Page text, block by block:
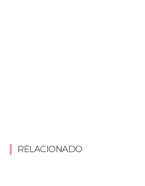
RELACIONADO